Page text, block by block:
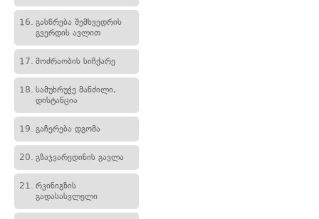
16. გასწრება შემხვედრის
გვერდის ავლით
17. მოძრაობის სიჩქარე
18. სამუხრუჭე მანძილი,
დისტანცია
19. გაჩერება დგომა
20. გზაჯვარედინის გავლა
21. რკინიგზის
გადასასვლელი